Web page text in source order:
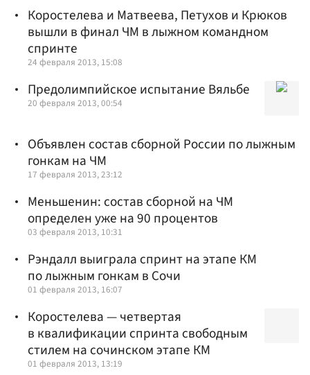
Коростелева и Матвеева, Петухов и Крюков
вышли в финал ЧМ в лыжном командном
спринте
24 февраля 2013, 15:08
Предолимпийское испытание Вяльбе
20 февраля 2013, 00:54
Объявлен состав сборной России по лыжным
гонкам на ЧМ
17 февраля 2013, 23:12
Меньшенин: состав сборной на ЧМ
определен уже на 90 процентов
03 февраля 2013, 10:31
Рэндалл выиграла спринт на этапе КМ
по лыжным гонкам в Сочи
01 февраля 2013, 16:07
Коростелева — четвертая
в квалификации спринта свободным
стилем на сочинском этапе КМ
01 февраля 2013, 13:19